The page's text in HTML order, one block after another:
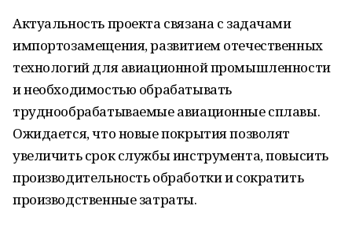
Актуальность проекта связана с задачами
импортозамещения, развитием отечественных
технологий для авиационной промышленности
и необходимостью обрабатывать
труднообрабатываемые авиационные сплавы.
Ожидается, что новые покрытия позволят
увеличить срок службы инструмента, повысить
производительность обработки и сократить
производственные затраты.